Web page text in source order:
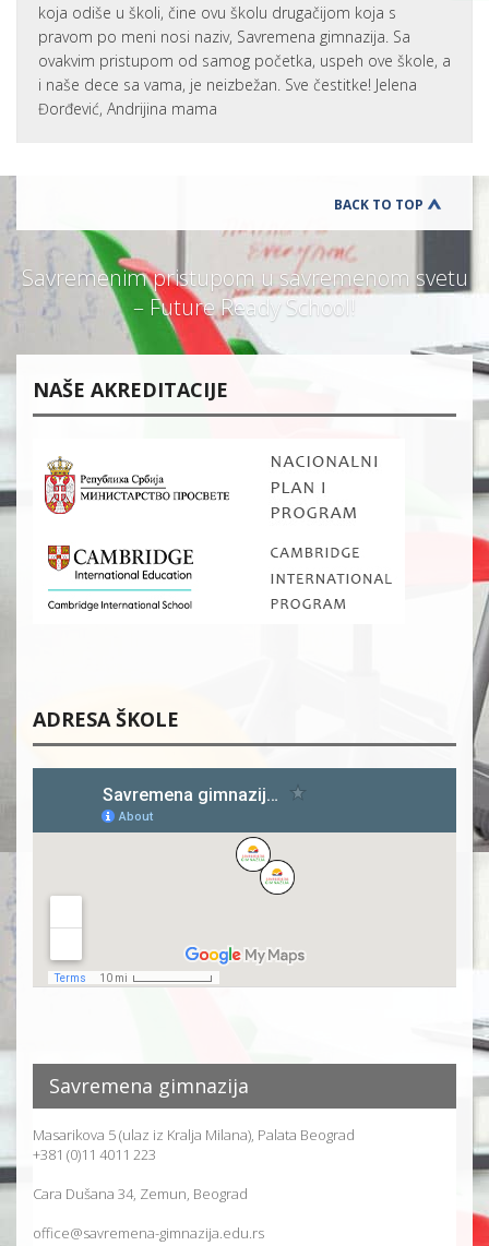
koja odiše u školi, čine ovu školu drugačijom koja s
pravom po meni nosi naziv, Savremena gimnazija. Sa
ovakvim pristupom od samog početka, uspeh ove škole, a
i naše dece sa vama, je neizbežan. Sve čestitke! Jelena
Đorđević, Andrijina mama
BACK TO TOP
Savremenim pristupom u savremenom svetu
– Future Ready School!
NAŠE AKREDITACIJE
ADRESA ŠKOLE
Savremena gimnazija
Masarikova 5 (ulaz iz Kralja Milana), Palata Beograd
+381 (0)11 4011 223
Cara Dušana 34, Zemun, Beograd
office@savremena-gimnazija.edu.rs